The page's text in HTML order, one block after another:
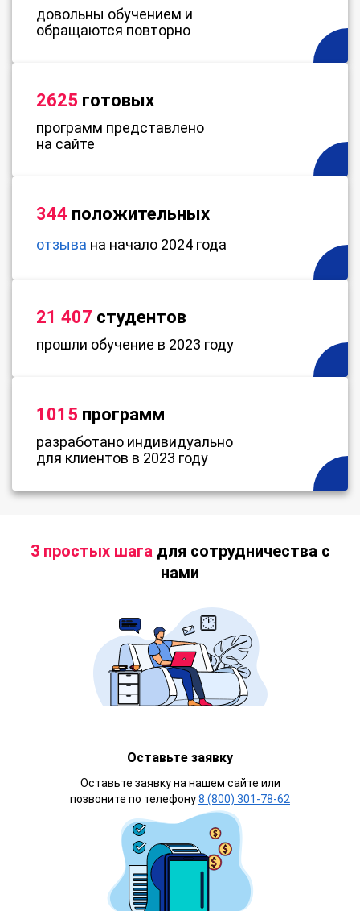
довольны обучением и
обращаются повторно
2625 готовых
программ представлено
на сайте
344 положительных
отзыва на начало 2024 года
21 407 студентов
прошли обучение в 2023 году
1015 программ
разработано индивидуально
для клиентов в 2023 году
3 простых шагадля сотрудничества с
нами
Оставьте заявку
Оставьте заявку на нашем сайте или
позвоните по телефону8 (800) 301-78-62